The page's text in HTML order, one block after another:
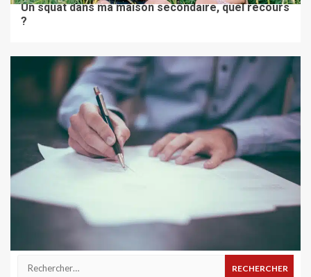
Un squat dans ma maison secondaire, quel recours
?
BIEN LOUER
Comment souscrire une GLI ?
Rechercher :